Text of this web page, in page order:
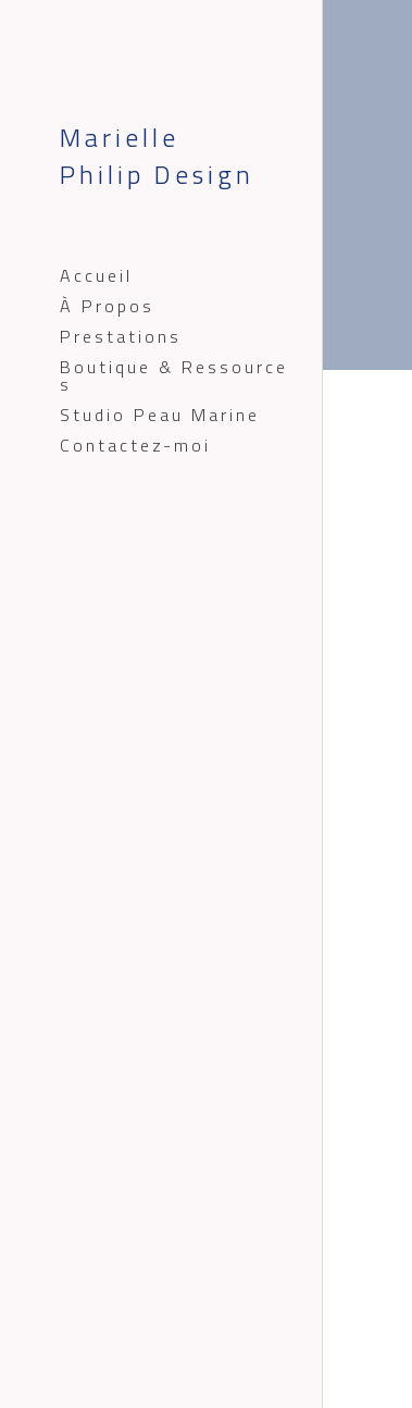
Marielle
Philip Design